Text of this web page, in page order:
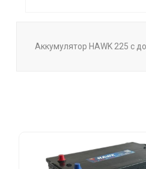
Аккумулятор HAWK 225 с